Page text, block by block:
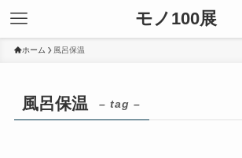
モノ100展
ホーム 風呂保温
風呂保温 – tag –